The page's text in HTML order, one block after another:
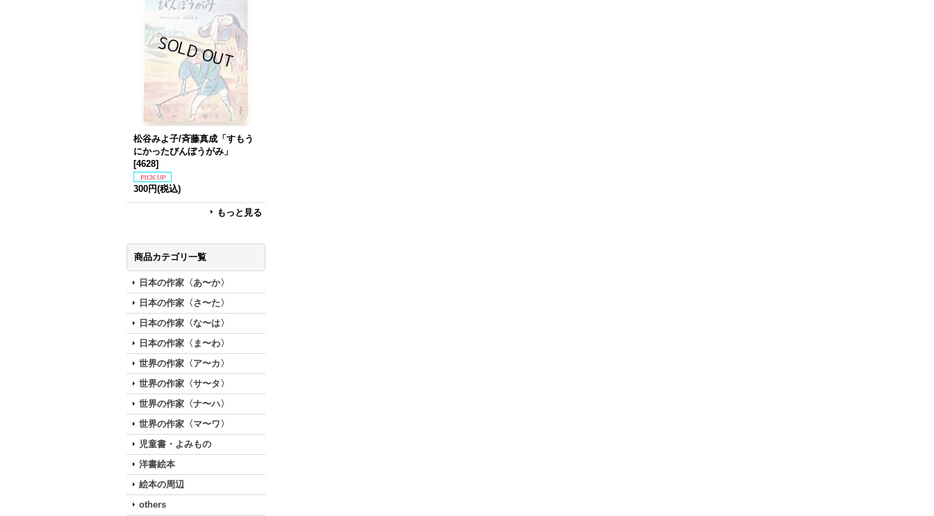
松谷みよ子/斉藤真成「すもう
にかったびんぼうがみ」
[4628]
300円(税込)
もっと見る
商品カテゴリ一覧
日本の作家〈あ〜か〉
日本の作家〈さ〜た〉
日本の作家〈な〜は〉
日本の作家〈ま〜わ〉
世界の作家〈ア〜カ〉
世界の作家〈サ〜タ〉
世界の作家〈ナ〜ハ〉
世界の作家〈マ〜ワ〉
児童書・よみもの
洋書絵本
絵本の周辺
others